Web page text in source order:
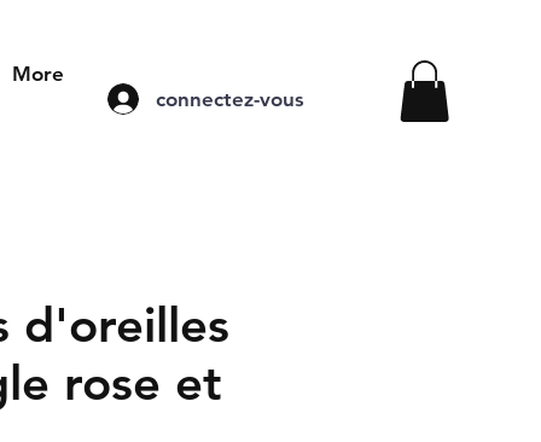
More
connectez-vous
d'oreilles
rose et